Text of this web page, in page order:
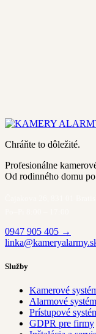
Chráňte to dôležité.
Profesionálne
Od rodinného domu
0947 905 405 →
Služby
Kamerové
Alarmové
Prístupové
GDPR pre firmy